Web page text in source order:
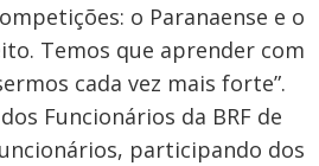
o Paranaense e o
Temos que aprender com
cada vez mais forte”.
Funcionários da BRF de
participando dos